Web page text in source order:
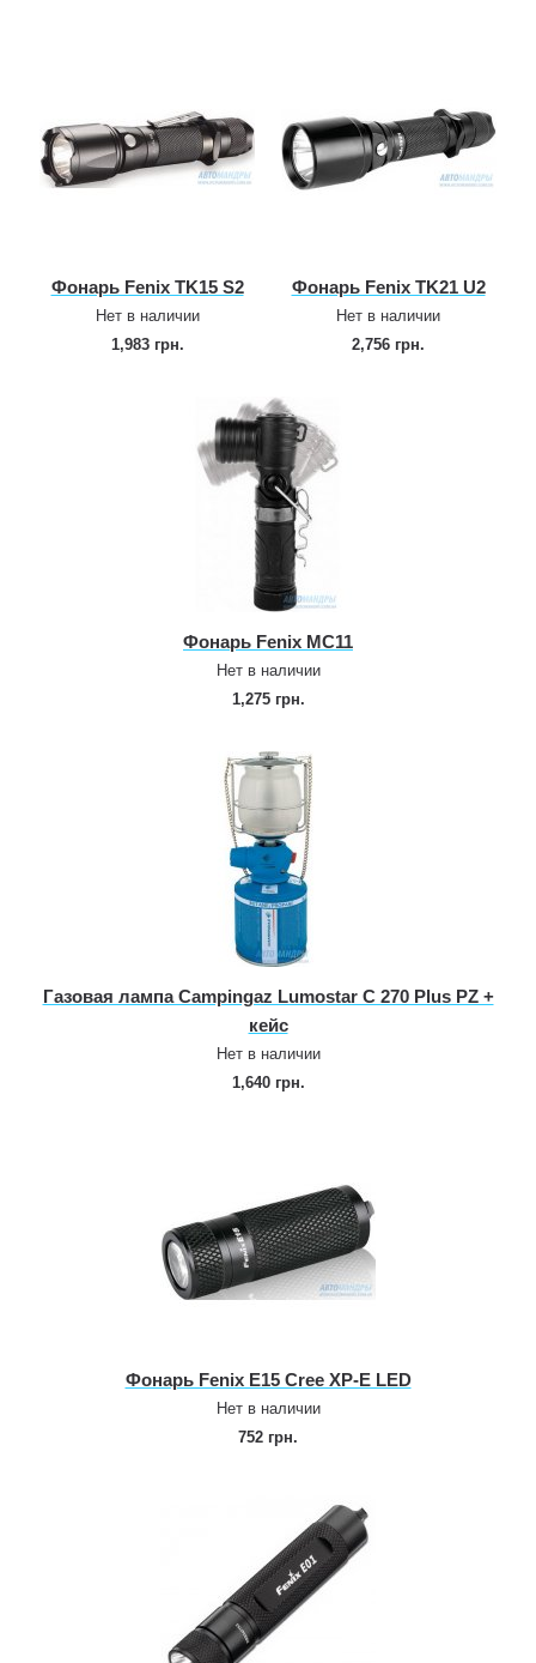
Фонарь Fenix TK15 S2
Нет в наличии
1,983 грн.
Фонарь Fenix TK21 U2
Нет в наличии
2,756 грн.
Фонарь Fenix MC11
Нет в наличии
1,275 грн.
Газовая лампа Campingaz Lumostar C 270 Plus PZ +
кейс
Нет в наличии
1,640 грн.
Фонарь Fenix E15 Cree XP‑E LED
Нет в наличии
752 грн.